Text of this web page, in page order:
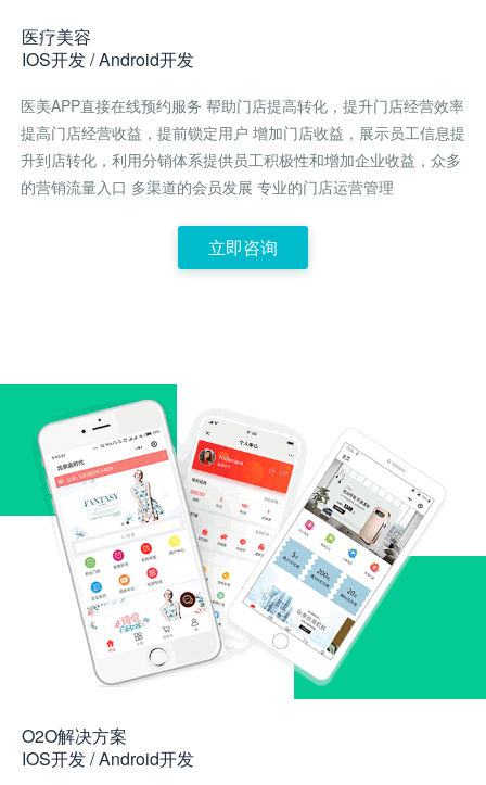
医疗美容
IOS开发 / Android开发
医美APP直接在线预约服务 帮助门店提高转化，提升门店经营效率
提高门店经营收益，提前锁定用户 增加门店收益，展示员工信息提
升到店转化，利用分销体系提供员工积极性和增加企业收益，众多
的营销流量入口 多渠道的会员发展 专业的门店运营管理
立即咨询
O2O解决方案
IOS开发 / Android开发